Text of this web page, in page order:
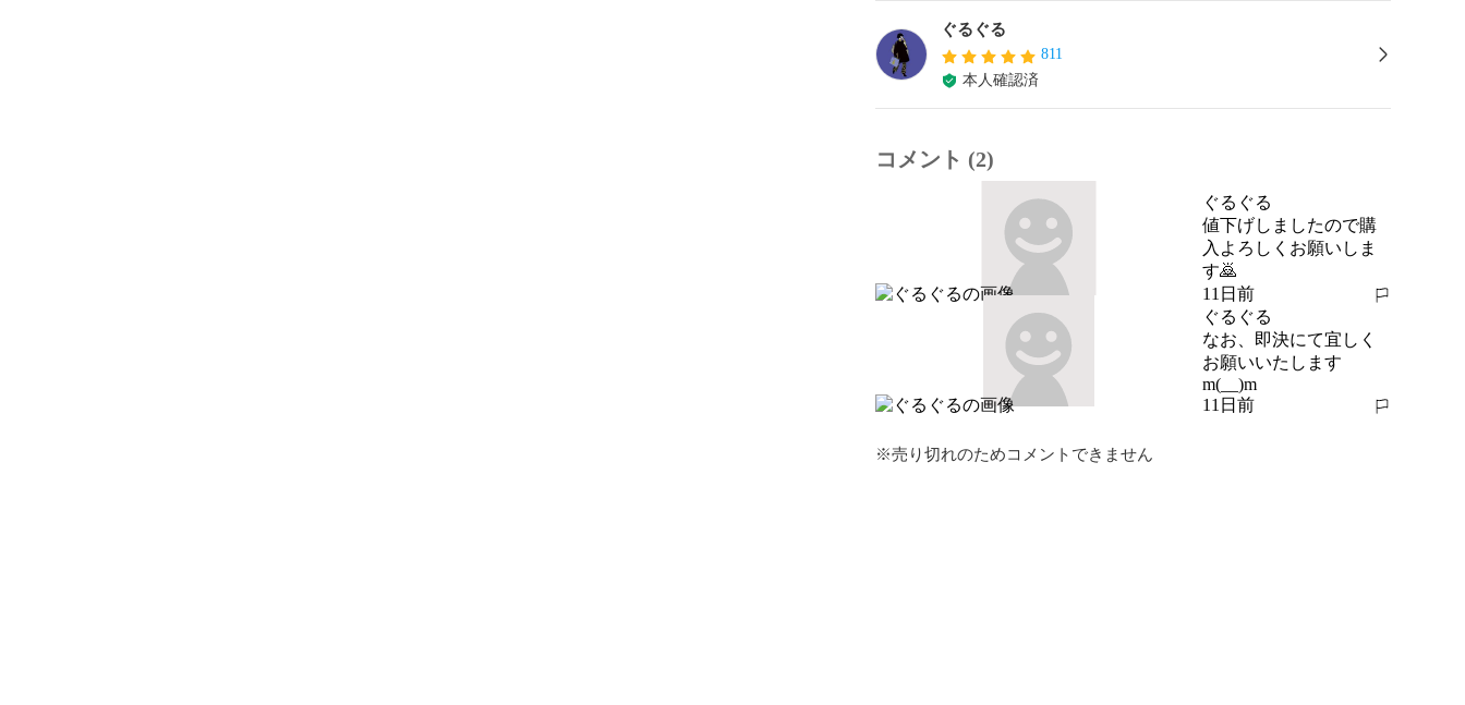
ぐるぐる
811
本人確認済
コメント (2)
ぐるぐる
値下げしましたので購
入よろしくお願いしま
す🙇
11日前
報告する
ぐるぐる
なお、即決にて宜しく
お願いいたします
m(__)m
11日前
報告する
※売り切れのためコメントできません